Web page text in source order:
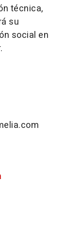
técnica,
su
social en